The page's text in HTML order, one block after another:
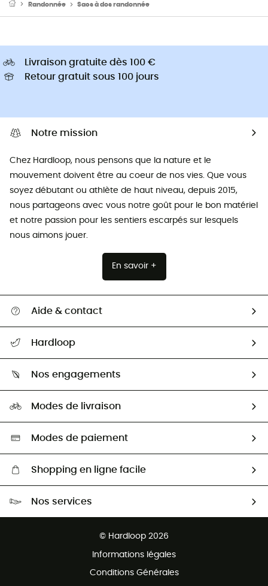
Randonnée Sacs à dos randonnée
Livraison gratuite dès 100 €
Retour gratuit sous 100 jours
Notre mission
Chez Hardloop, nous pensons que la nature et le
mouvement doivent être au coeur de nos vies. Que vous
soyez débutant ou athlète de haut niveau, depuis 2015,
nous partageons avec vous notre goût pour le bon matériel
et notre passion pour les sentiers escarpés sur lesquels
nous aimons jouer.
En savoir +
Aide & contact
Retour & remboursement
Guide des tailles
Seconde Main
Aide & Contact
Hardloop
HardGuides
Nos engagements
Sélection éco-responsable
Modes de livraison
Modes de paiement
Shopping en ligne facile
Nos services
© Hardloop 2026
Informations légales
Conditions Générales